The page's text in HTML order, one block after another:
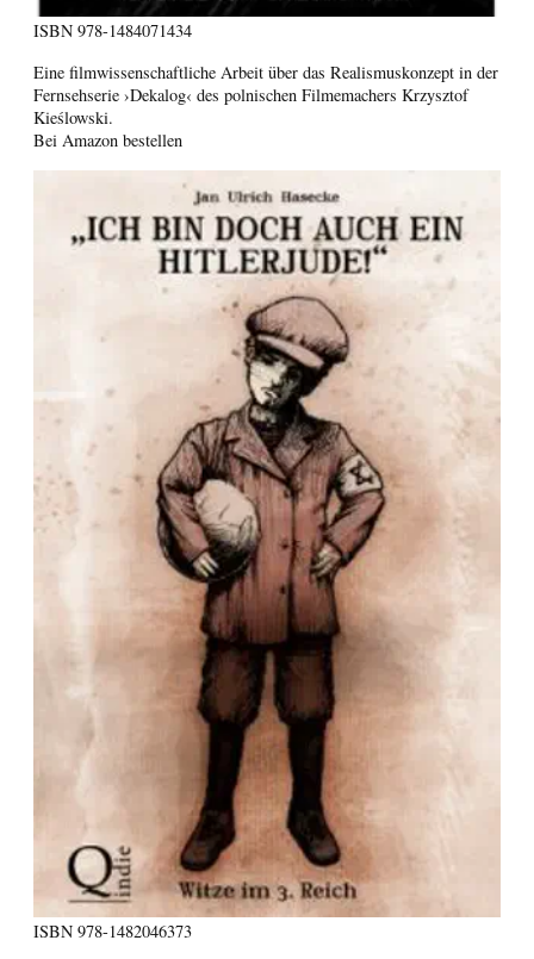
ISBN 978-1484071434
Eine filmwissenschaftliche Arbeit über das Realismuskonzept in der
Fernsehserie ›Dekalog‹ des polnischen Filmemachers Krzysztof
Kieślowski.
Bei Amazon bestellen
ISBN 978-1482046373